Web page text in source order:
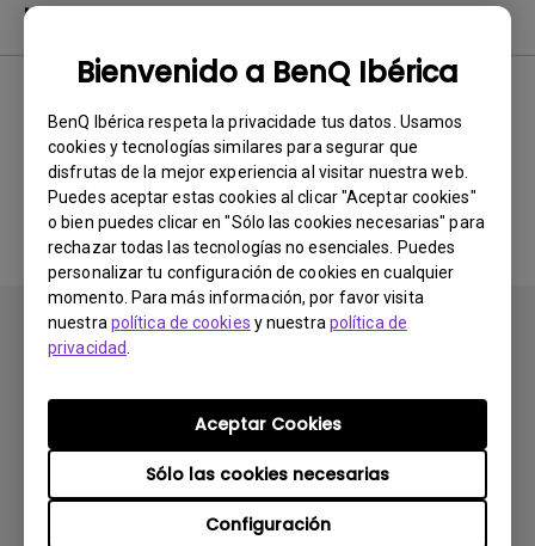
Bienvenido a BenQ Ibérica
BenQ Ibérica respeta la privacidade tus datos. Usamos
cookies y tecnologías similares para segurar que
disfrutas de la mejor experiencia al visitar nuestra web.
Puedes aceptar estas cookies al clicar "Aceptar cookies"
o bien puedes clicar en "Sólo las cookies necesarias" para
rechazar todas las tecnologías no esenciales. Puedes
personalizar tu configuración de cookies en cualquier
momento. Para más información, por favor visita
nuestra política de cookies y nuestra política de
privacidad
Configuración
Sólo las cookies necesarias
Aceptar Cookies
Manual de usuario
No hay manuales
relacionados